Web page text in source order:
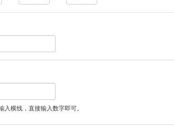
入横线，直接输入数字即可。